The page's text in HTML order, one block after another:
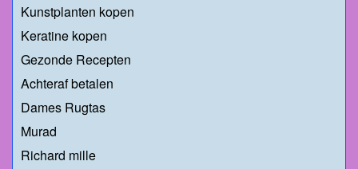
Kunstplanten kopen
Keratine kopen
Gezonde Recepten
Achteraf betalen
Dames Rugtas
Murad
Richard mille